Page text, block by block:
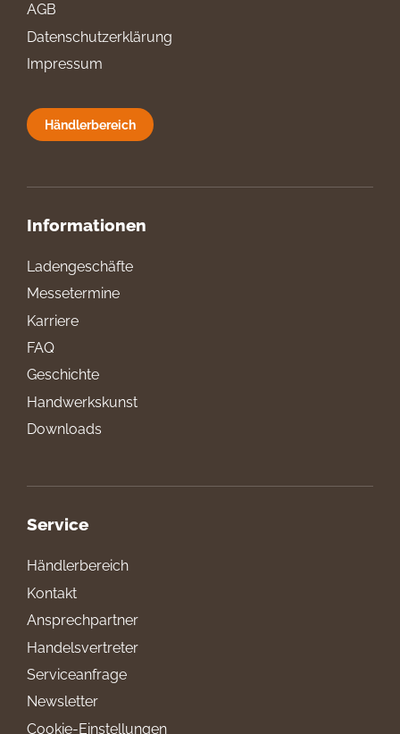
AGB
Datenschutzerklärung
Impressum
Händlerbereich
Informationen
Ladengeschäfte
Messetermine
Karriere
FAQ
Geschichte
Handwerkskunst
Downloads
Service
Händlerbereich
Kontakt
Ansprechpartner
Handelsvertreter
Serviceanfrage
Newsletter
Cookie-Einstellungen